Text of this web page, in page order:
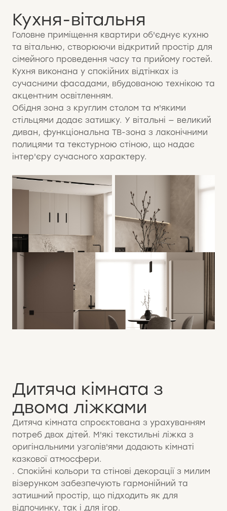
Кухня-вітальня
Головне приміщення квартири об'єднує кухню
та вітальню, створюючи відкритий простір для
сімейного проведення часу та прийому гостей.
Кухня виконана у спокійних відтінках із
сучасними фасадами, вбудованою технікою та
акцентним освітленням.
Обідня зона з круглим столом та м'якими
стільцями додає затишку. У вітальні — великий
диван, функціональна ТВ-зона з лаконічними
полицями та текстурною стіною, що надає
інтер'єру сучасного характеру.
Дитяча кімната з
двома ліжками
Дитяча кімната спроєктована з урахуванням
потреб двох дітей. М'які текстильні ліжка з
оригінальними узголів'ями додають кімнаті
казкової атмосфери.
. Спокійні кольори та стінові декорації з милим
візерунком забезпечують гармонійний та
затишний простір, що підходить як для
відпочинку, так і для ігор.